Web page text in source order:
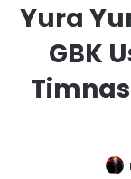
Yura
GBK